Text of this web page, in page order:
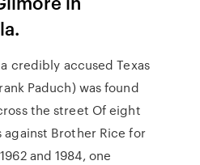
credibly accused Texas
Paduch) was found
the street Of eight
Brother Rice for
and 1984, one